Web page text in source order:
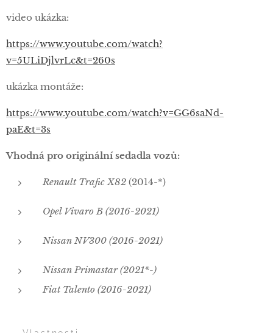
video ukázka:
https://www.youtube.com/watch?
v=5ULiDjlvrLc&t=260s
ukázka montáže:
https://www.youtube.com/watch?v=GG6saNd-
paE&t=3s
Vhodná pro originální sedadla vozů:
Renault Trafic X82 (2014-*)
Opel Vivaro B (2016-2021)
Nissan NV300 (2016-2021)
Nissan Primastar (2021*-)
Fiat Talento (2016-2021)